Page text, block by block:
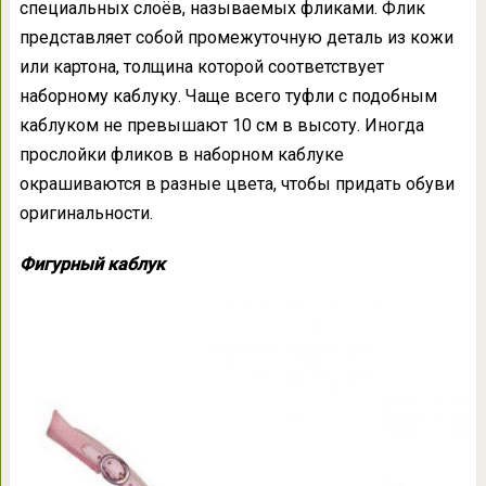
специальных слоёв, называемых фликами. Флик
представляет собой промежуточную деталь из кожи
или картона, толщина которой соответствует
наборному каблуку. Чаще всего туфли с подобным
каблуком не превышают 10 см в высоту. Иногда
прослойки фликов в наборном каблуке
окрашиваются в разные цвета, чтобы придать обуви
оригинальности.
Фигурный каблук